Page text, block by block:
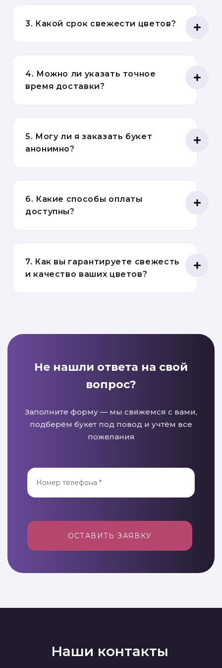
3. Какой срок свежести цветов?
4. Можно ли указать точное
время доставки?
5. Могу ли я заказать букет
анонимно?
6. Какие способы оплаты
доступны?
7. Как вы гарантируете свежесть
и качество ваших цветов?
Не нашли ответа на свой
вопрос?
Заполните форму — мы свяжемся с вами,
подберём букет под повод и учтём все
пожелания
ОСТАВИТЬ ЗАЯВКУ
Наши контакты